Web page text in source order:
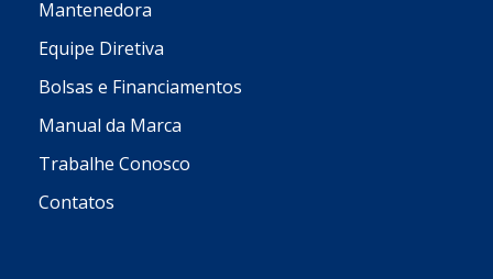
Mantenedora
Equipe Diretiva
Bolsas e Financiamentos
Manual da Marca
Trabalhe Conosco
Contatos